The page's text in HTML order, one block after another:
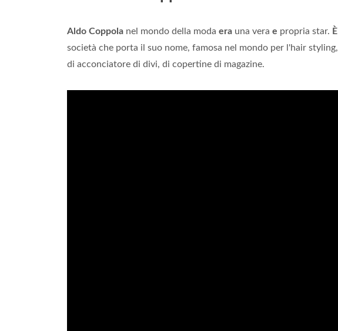
Aldo Coppola nel mondo della moda era una vera e propria star. È
società che porta il suo nome, famosa nel mondo per l'hair styling,
di acconciatore di divi, di copertine di magazine.